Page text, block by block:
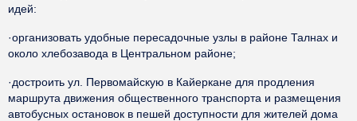
идей:
·организовать удобные пересадочные узлы в районе Талнах и
около хлебозавода в Центральном районе;
·достроить ул. Первомайскую в Кайеркане для продления
маршрута движения общественного транспорта и размещения
автобусных остановок в пешей доступности для жителей дома